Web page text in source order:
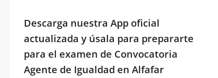
Descarga nuestra App oficial
actualizada y úsala para prepararte
para el examen de Convocatoria
Agente de Igualdad en Alfafar